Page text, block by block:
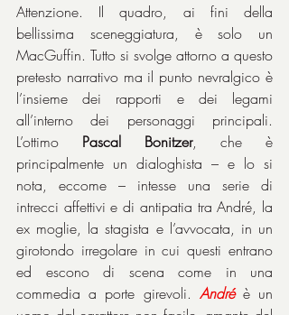
Attenzione. Il quadro, ai fini della
bellissima sceneggiatura, è solo un
MacGuffin. Tutto si svolge attorno a questo
pretesto narrativo ma il punto nevralgico è
l’insieme dei rapporti e dei legami
all’interno dei personaggi principali.
L’ottimo Pascal Bonitzer, che è
principalmente un dialoghista – e lo si
nota, eccome – intesse una serie di
intrecci affettivi e di antipatia tra André, la
ex moglie, la stagista e l’avvocata, in un
girotondo irregolare in cui questi entrano
ed escono di scena come in una
commedia a porte girevoli. André è un